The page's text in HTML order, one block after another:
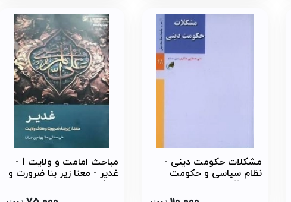
مشکلات حکومت دینی -
نظام سیاسی و حکومت
مباحث امامت و ولایت 1 -
غدیر - معنا زیر بنا ضرورت و
هدف ولایت